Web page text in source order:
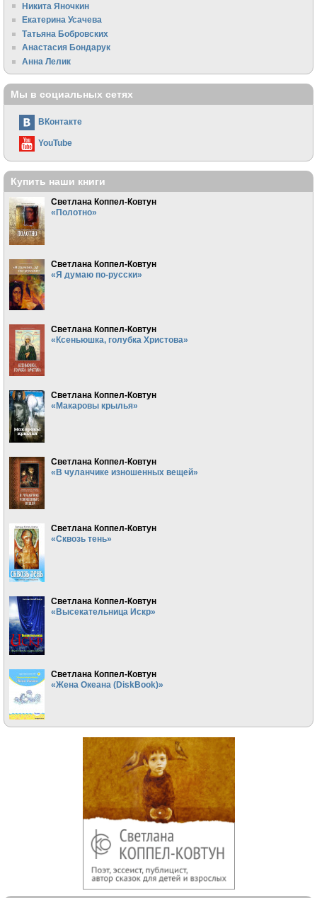
Никита Яночкин
Екатерина Усачева
Татьяна Бобровских
Анастасия Бондарук
Анна Лелик
Мы в социальных сетях
ВКонтакте
YouTube
Купить наши книги
Светлана Коппел-Ковтун
«Полотно»
Светлана Коппел-Ковтун
«Я думаю по-русски»
Светлана Коппел-Ковтун
«Ксеньюшка, голубка Христова»
Светлана Коппел-Ковтун
«Макаровы крылья»
Светлана Коппел-Ковтун
«В чуланчике изношенных вещей»
Светлана Коппел-Ковтун
«Сквозь тень»
Светлана Коппел-Ковтун
«Высекательница Искр»
Светлана Коппел-Ковтун
«Жена Океана (DiskBook)»